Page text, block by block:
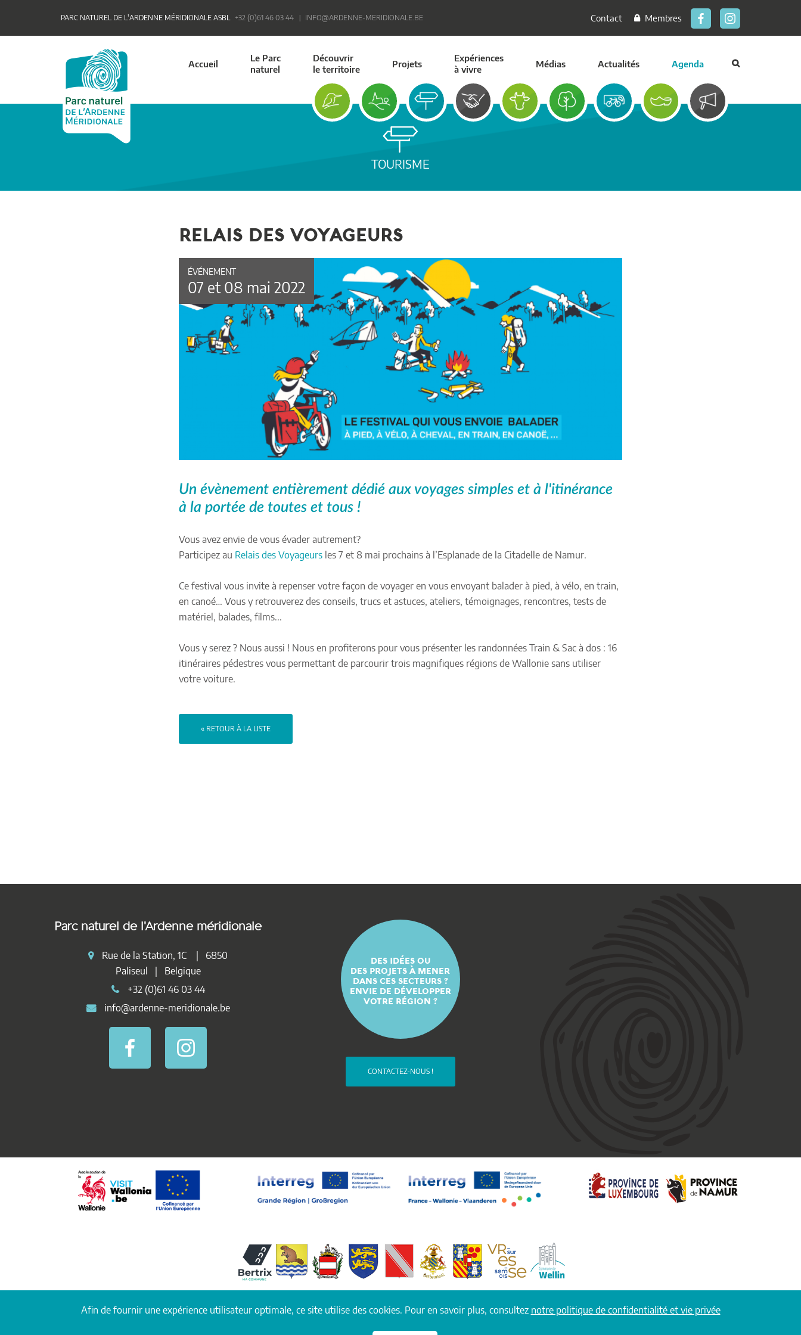
Afin de fournir une expérience utilisateur optimale, ce site utilise des cookies. Pour en savoir plus, consultez notre politique de confidentialité et vie privée
PARC NATUREL DE L'ARDENNE MÉRIDIONALE ASBL +32 (0)61 46 03 44 INFO@ARDENNE-MERIDIONALE.BE Contact Membres
Accueil
Le Parc
naturel
Découvrir
le territoire
Projets
Expériences
à vivre
Médias Actualités Agenda
TOURISME
RELAIS DES VOYAGEURS
ÉVÉNEMENT
07 et 08 mai 2022
Un évènement entièrement dédié aux voyages simples et à l'itinérance
à la portée de toutes et tous !
Vous avez envie de vous évader autrement?
Participez au Relais des Voyageurs les 7 et 8 mai prochains à l’Esplanade de la Citadelle de Namur.
Ce festival vous invite à repenser votre façon de voyager en vous envoyant balader à pied, à vélo, en train,
en canoé… Vous y retrouverez des conseils, trucs et astuces, ateliers, témoignages, rencontres, tests de
matériel, balades, films...
Vous y serez ? Nous aussi ! Nous en profiterons pour vous présenter les randonnées Train & Sac à dos : 16
itinéraires pédestres vous permettant de parcourir trois magnifiques régions de Wallonie sans utiliser
votre voiture.
« RETOUR À LA LISTE
Parc naturel de l'Ardenne méridionale
Rue de la Station, 1C | 6850
Paliseul | Belgique
+32 (0)61 46 03 44
info@ardenne-meridionale.be
DES IDÉES OU
DES PROJETS À MENER
DANS CES SECTEURS ?
ENVIE DE DÉVELOPPER
VOTRE RÉGION ?
CONTACTEZ-NOUS !